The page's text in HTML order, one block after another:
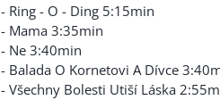
Ring - O - Ding 5:15min
Mama 3:35min
Ne 3:40min
Balada O Kornetovi A Dívce
Všechny Bolesti Utiší Láska